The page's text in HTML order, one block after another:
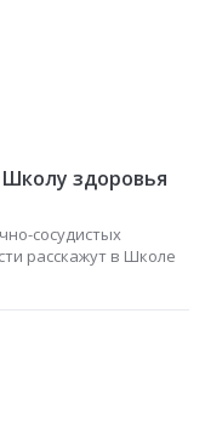
здоровья
сосудистых
расскажут в Школе